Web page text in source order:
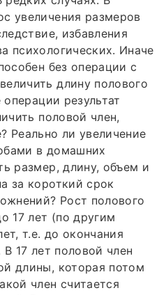
увеличения размеров
избавления
психологических. Иначе
без операции с
длину полового
результат
половой член,
Реально ли увеличение
в домашних
размер, длину, объем и
за короткий срок
Рост полового
17 лет (по другим
т.е. до окончания
17 лет половой член
длины, которая потом
член считается